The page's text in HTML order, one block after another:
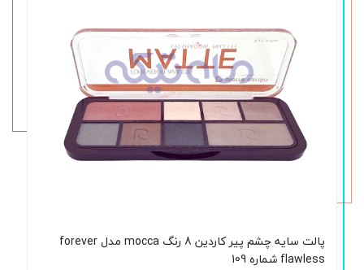
پالت سایه چشم پیر کاردین 8 رنگ mocca مدل forever
flawless شماره 109